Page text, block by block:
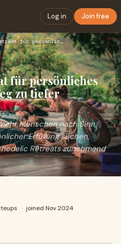
Log in Join free
Psychedelic Retreat für persönliches Wachstum – Ein Weg zu t…
für persönliches
zu tiefer
Menschen nach Sinn,
Erfüllung suchen,
Retreats zunehmend
· joined Nov 2024